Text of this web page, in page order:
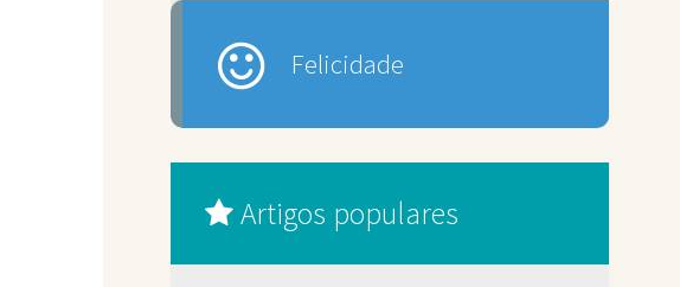
Felicidade
Artigos populares